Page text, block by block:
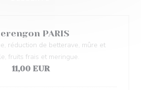
PARIS
réduction de betterave, mûre et
fruits frais et meringue.
11,00 EUR